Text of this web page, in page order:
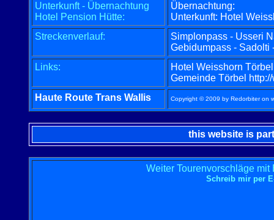
Unterkunft - Übernachtung
Hotel Pension Hütte:
Übernachtung:
Unterkunft: Hotel
Streckenverlauf:
Simplonpass - Usseri
Gebidumpass - Sadolti
Links:
Hotel Weisshorn
Gemeinde Törbel
Haute Route Trans Wallis
Copyright © 2009 by Redorbiter on
this website is
Weiter Tourenvorschläge
Schreib mir per